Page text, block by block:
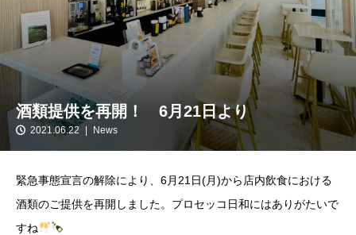
酒類提供を再開！ 6月21日より
2021.06.22 News
緊急事態宣言の解除により、6月21日(月)から店内飲食における
酒類のご提供を再開しました。プロセッコ日和にはありがたいで
すね